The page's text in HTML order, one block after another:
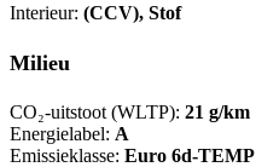
Interieur: (CCV), Stof
Milieu
CO₂-uitstoot (WLTP): 21 g/km
Energielabel: A
Emissieklasse: Euro 6d-TEMP